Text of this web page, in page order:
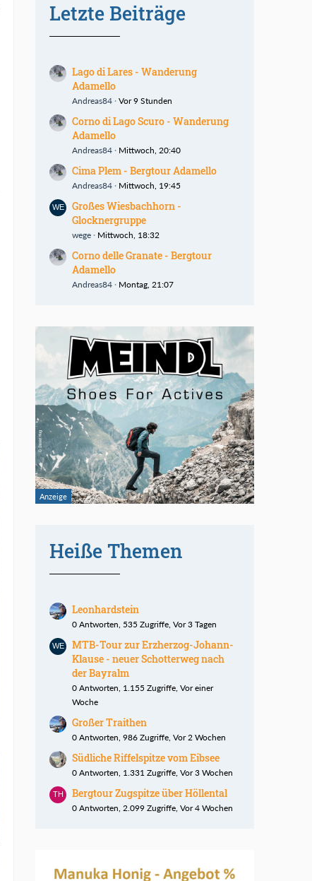
Letzte Beiträge
Lago di Lares - Wanderung
Adamello
Andreas84 Vor 9 Stunden
Corno di Lago Scuro - Wanderung
Adamello
Andreas84 Mittwoch, 20:40
Cima Plem - Bergtour Adamello
Andreas84 Mittwoch, 19:45
Großes Wiesbachhorn -
Glocknergruppe
wege Mittwoch, 18:32
Corno delle Granate - Bergtour
Adamello
Andreas84 Montag, 21:07
Heiße Themen
Leonhardstein
0 Antworten, 535 Zugriffe, Vor 3 Tagen
MTB-Tour zur Erzherzog-Johann-
Klause - neuer Schotterweg nach
der Bayralm
0 Antworten, 1.155 Zugriffe, Vor einer
Woche
Großer Traithen
0 Antworten, 986 Zugriffe, Vor 2 Wochen
Südliche Riffelspitze vom Eibsee
0 Antworten, 1.331 Zugriffe, Vor 3 Wochen
Bergtour Zugspitze über Höllental
0 Antworten, 2.099 Zugriffe, Vor 4 Wochen